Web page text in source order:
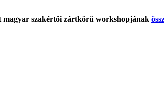
magyar szakértői zártkörű workshopjának